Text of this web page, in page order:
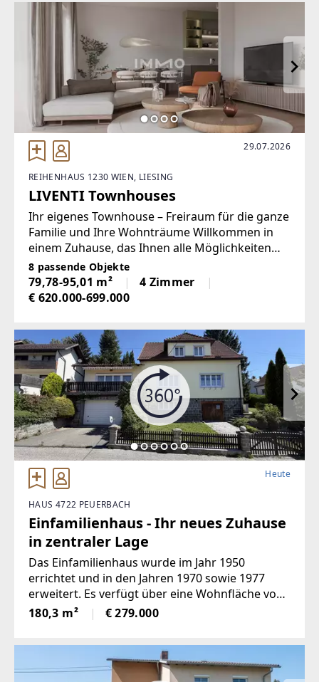
29.07.2026
REIHENHAUS 1230 WIEN, LIESING
LIVENTI Townhouses
Ihr eigenes Townhouse – Freiraum für die ganze
Familie und Ihre Wohnträume Willkommen in
einem Zuhause, das Ihnen alle Möglichkeiten
bietet. Dieses moderne Townhouse vereint
großzügiges Wohnen, einen privaten Garten
und ein außergewöhnliches
8 passende Objekte
79,78-95,01 m²
4 Zimmer
€ 620.000-699.000
Heute
HAUS 4722 PEUERBACH
Einfamilienhaus - Ihr neues Zuhause
in zentraler Lage
Das Einfamilienhaus wurde im Jahr 1950
errichtet und in den Jahren 1970 sowie 1977
erweitert. Es verfügt über eine Wohnfläche von
ca. 180 m², die sich auf Erdgeschoss und
Obergeschoss verteilt.Zusätzlich stehen im
180,3 m² € 279.000